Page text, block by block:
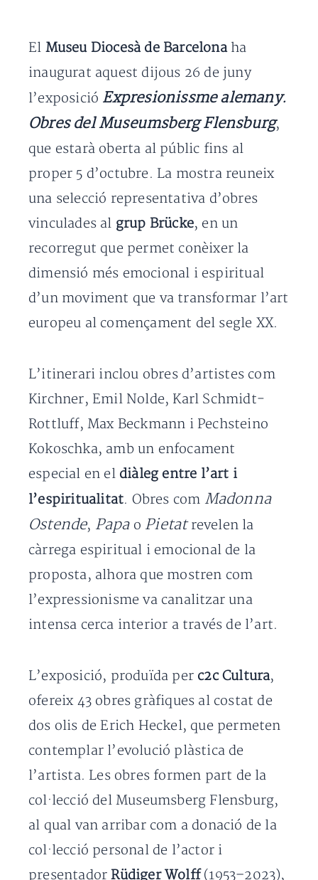
El Museu Diocesà de Barcelonaha
inaugurat aquest dijous 26 de juny
l’exposició Expresionissme alemany.
Obres del Museumsberg Flensburg,
que estarà oberta al públic fins al
proper 5 d’octubre. La mostra reuneix
una selecció representativa d’obres
vinculades al grup Brücke, en un
recorregut que permet conèixer la
dimensió més emocional i espiritual
d’un moviment que va transformar l’art
europeu al començament del segle XX.
L’itinerari inclou obres d’artistes com
Kirchner, Emil Nolde, Karl Schmidt-
Rottluff, Max Beckmann i Pechsteino
Kokoschka, amb un enfocament
especial en el diàleg entre l’art i
l’espiritualitat. Obres com Madonna
Ostende, Papao Pietatrevelen la
càrrega espiritual i emocional de la
proposta, alhora que mostren com
l’expressionisme va canalitzar una
intensa cerca interior a través de l’art.
L’exposició, produïda per c2c Cultura,
ofereix 43 obres gràfiques al costat de
dos olis de Erich Heckel, que permeten
contemplar l’evolució plàstica de
l’artista. Les obres formen part de la
col·lecció del Museumsberg Flensburg,
al qual van arribar com a donació de la
col·lecció personal de l’actor i
presentadorRüdiger Wolff(1953–2023),